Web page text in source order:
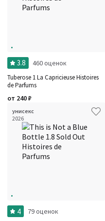
3.8 460 оценок
Tuberose 1 La Capricieuse Histoires
de Parfums
от 240₽
унисекс
2026
4 79 оценок